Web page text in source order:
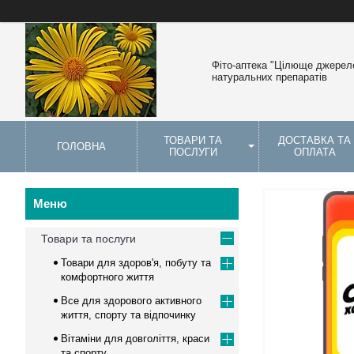
Фіто-аптека "Цілюще
натуральних препаратів
ГОЛОВНА
ТОВАРИ ТА
ПОСЛУГИ
ДОСТАВКА ТА
ОПЛАТА
Товари та послуги
Товари для здоров'я, побуту та
комфортного життя
Все для здорового активного
життя, спорту та відпочинку
Вітаміни для довголіття, краси